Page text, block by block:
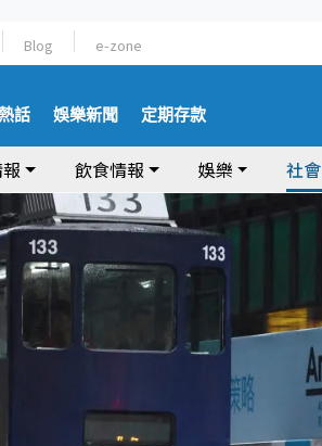
Blog e-zone
話 娛樂新聞 定期存款
飲食情報 娛樂 社會